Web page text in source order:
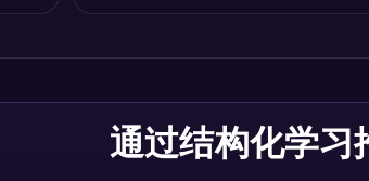
通过结构化学习